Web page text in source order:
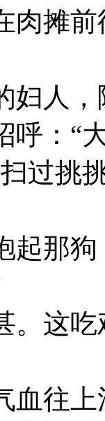
摊前
人，
：“大
过挑
那狗
这吃
往上